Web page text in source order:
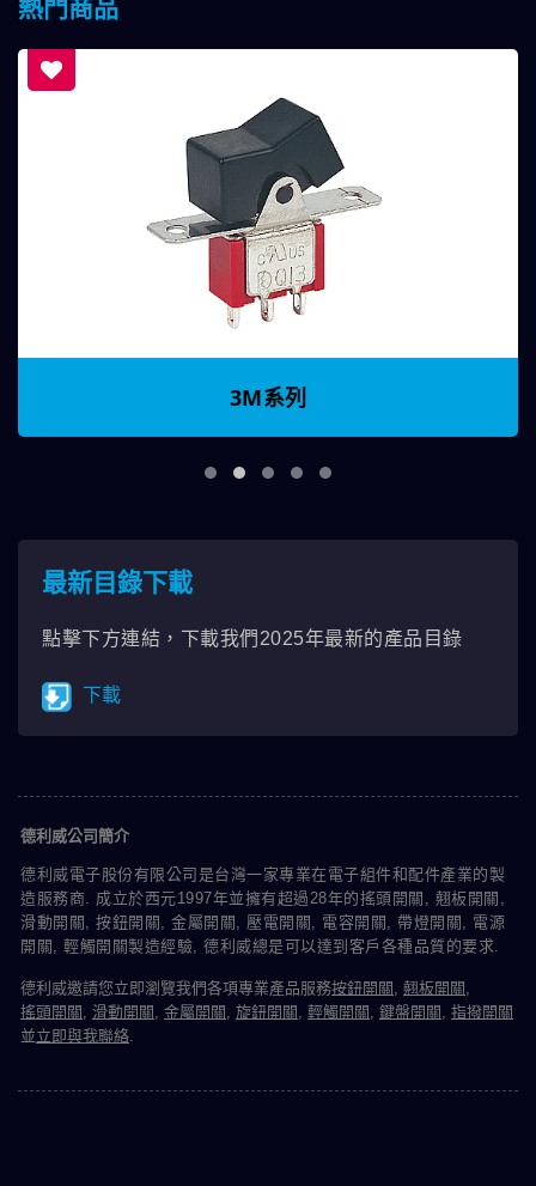
熱門商品
3M系列
最新目錄下載
點擊下方連結，下載我們2025年最新的產品目錄
下載
德利威公司簡介
德利威電子股份有限公司是台灣一家專業在電子組件和配件產業的製
造服務商. 成立於西元1997年並擁有超過28年的搖頭開關, 翹板開關,
滑動開關, 按鈕開關, 金屬開關, 壓電開關, 電容開關, 帶燈開關, 電源
開關, 輕觸開關製造經驗, 德利威總是可以達到客戶各種品質的要求.
德利威邀請您立即瀏覽我們各項專業產品服務按鈕開關 翹板開關
搖頭開關 滑動開關 金屬開關 旋鈕開關 輕觸開關 鍵盤開關 指撥開關
並立即與我聯絡